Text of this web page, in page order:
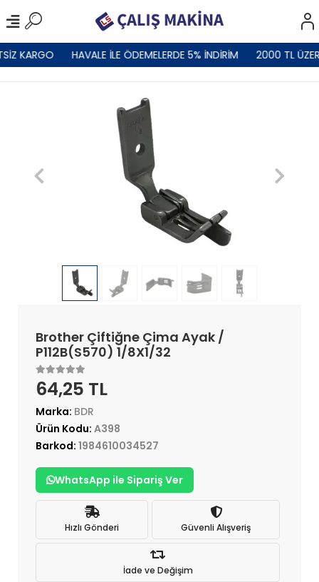
KARGO HAVALE İLE ÖDEMELERDE 5% İNDİRİM 2000 TL
Brother Çiftiğne Çima Ayak /
P112B(S570) 1/8X1/32
64,25 TL
Marka: BDR
Ürün Kodu: A398
Barkod: 1984610034527
WhatsApp ile Sipariş Ver
Hızlı Gönderi Güvenli Alışveriş
İade ve Değişim